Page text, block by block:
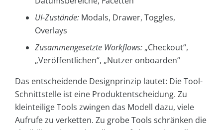
UI-Zustände: Modals, Drawer, Toggles,
Overlays
Zusammengesetzte Workflows:„Checkout“,
„Veröffentlichen“, „Nutzer onboarden“
Das entscheidende Designprinzip lautet: Die Tool-
Schnittstelle ist eine Produktentscheidung. Zu
kleinteilige Tools zwingen das Modell dazu, viele
Aufrufe zu verketten. Zu grobe Tools schränken die